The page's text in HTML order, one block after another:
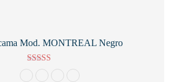
Mod. MONTREAL Negro